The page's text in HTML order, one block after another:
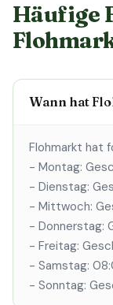
Häufige
Wann hat
Flohmarkt hat
- Montag:
- Dienstag:
- Mittwoch:
- Donnerstag:
- Freitag:
- Samstag:
- Sonntag: